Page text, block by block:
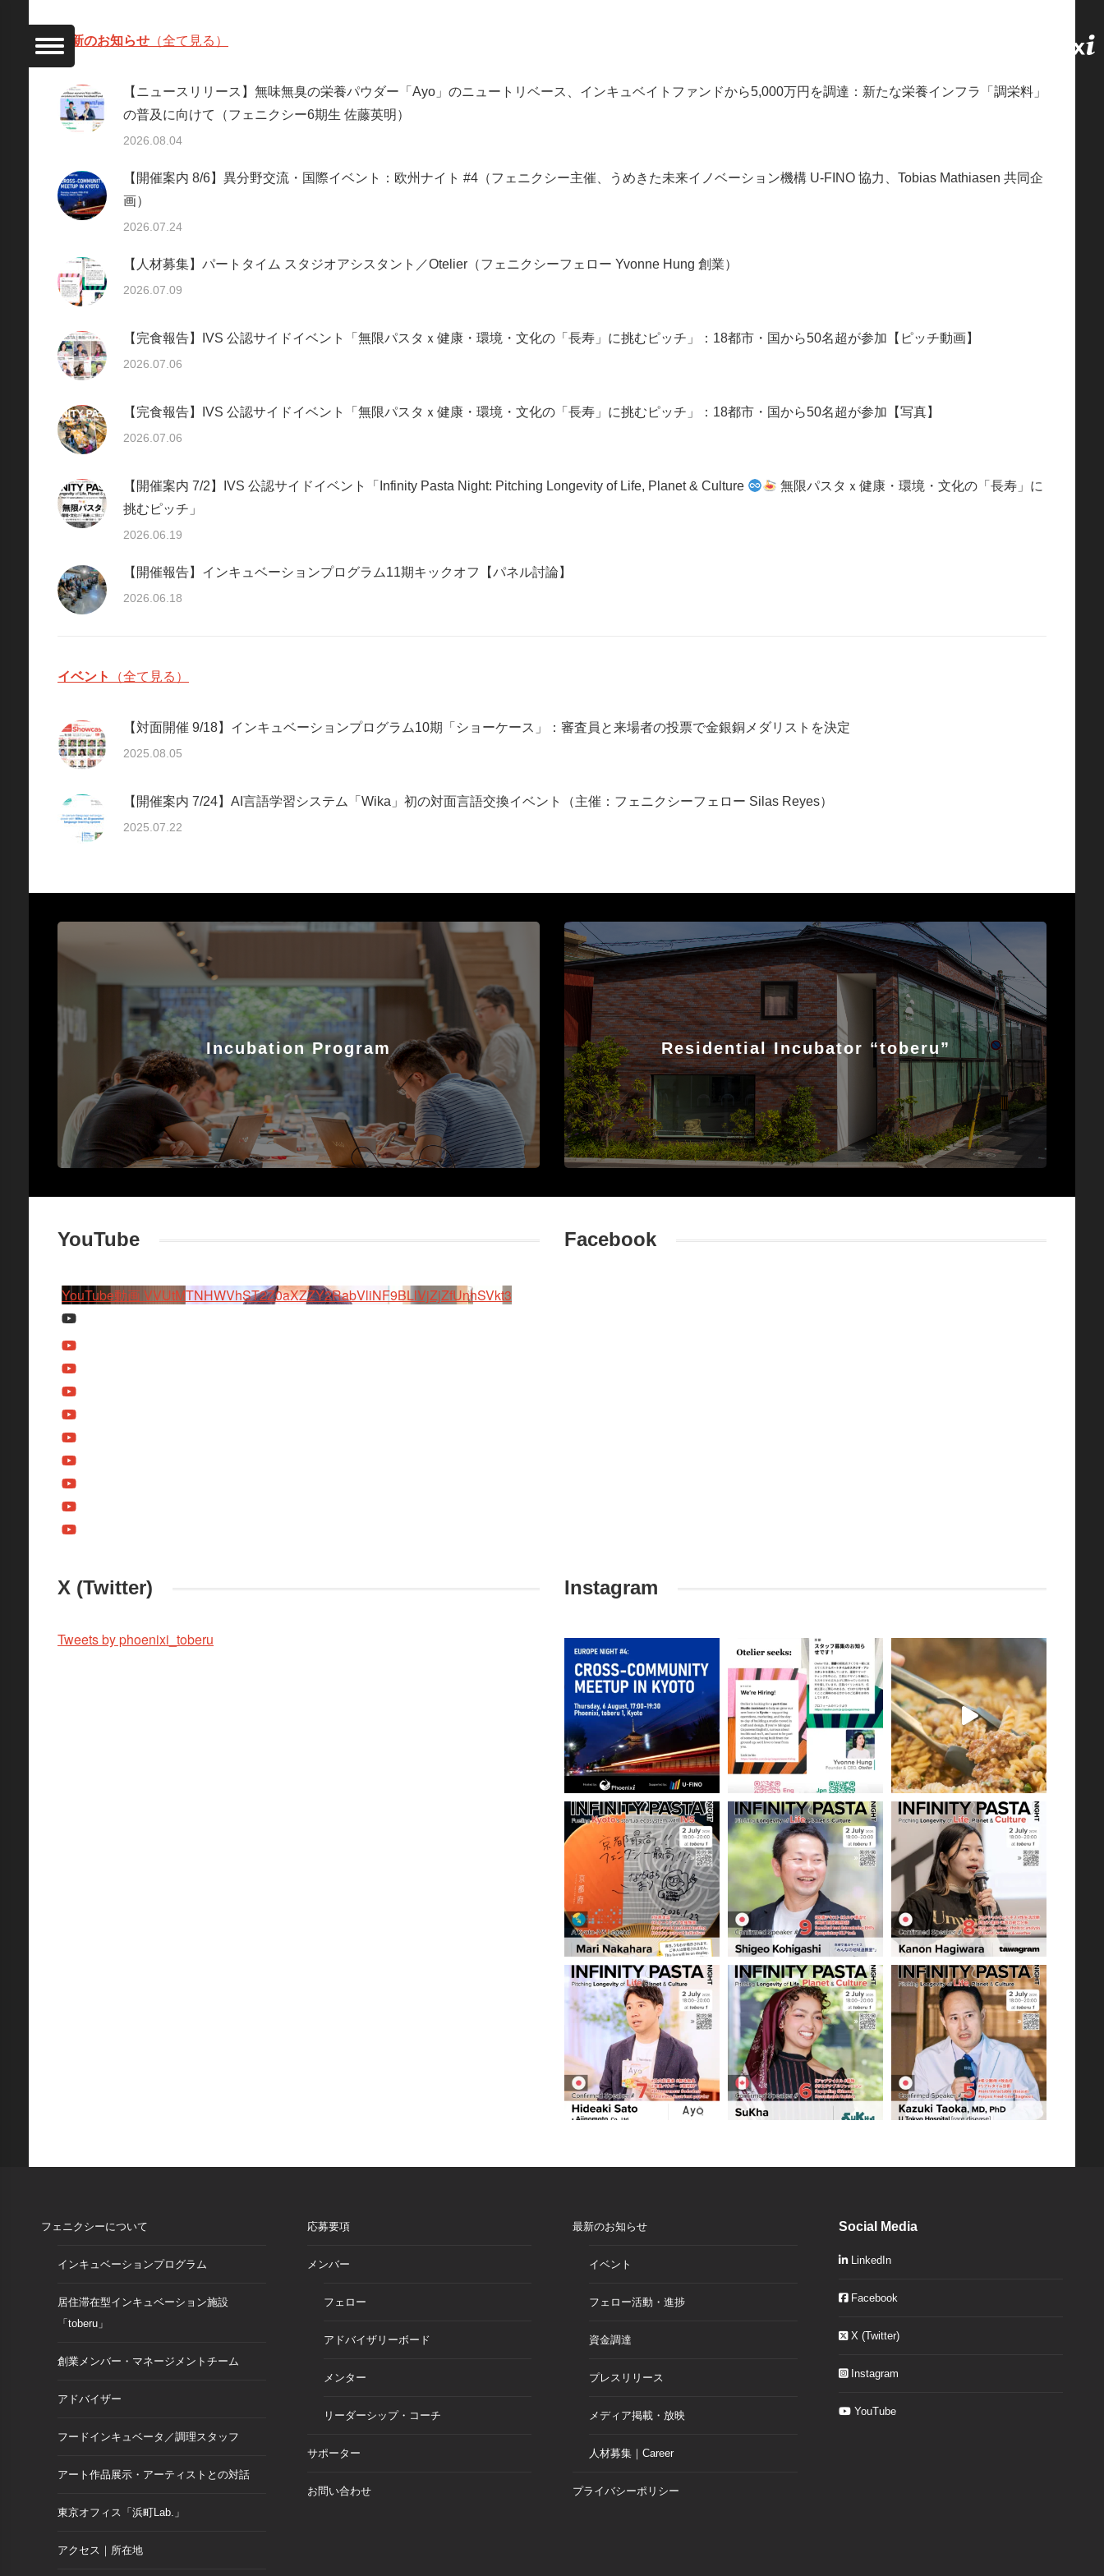
最新のお知らせ （全て見る）
【ニュースリリース】無味無臭の栄養パウダー「Ayo」のニュートリベース、インキュベイトファンドから5,000万円を調達：新たな栄養インフラ「調栄料」
の普及に向けて（フェニクシー6期生 佐藤英明）
2026.08.04
【開催案内 8/6】異分野交流・国際イベント：欧州ナイト #4（フェニクシー主催、うめきた未来イノベーション機構 U-FINO 協力、Tobias Mathiasen 共同企
画）
2026.07.24
【人材募集】パートタイム スタジオアシスタント／Otelier（フェニクシーフェロー Yvonne Hung 創業）
2026.07.09
【完食報告】IVS 公認サイドイベント「無限パスタｘ健康・環境・文化の「長寿」に挑むピッチ」：18都市・国から50名超が参加【ピッチ動画】
2026.07.06
【完食報告】IVS 公認サイドイベント「無限パスタｘ健康・環境・文化の「長寿」に挑むピッチ」：18都市・国から50名超が参加【写真】
2026.07.06
【開催案内 7/2】IVS 公認サイドイベント「Infinity Pasta Night: Pitching Longevity of Life, Planet & Culture
無限パスタｘ健康・環境・文化の「長寿」に
挑むピッチ」
2026.06.19
【開催報告】インキュベーションプログラム11期キックオフ【パネル討論】
2026.06.18
イベント （全て見る）
【対面開催 9/18】インキュベーションプログラム10期「ショーケース」：審査員と来場者の投票で金銀銅メダリストを決定
2025.08.05
【開催案内 7/24】AI言語学習システム「Wika」初の対面言語交換イベント（主催：フェニクシーフェロー Silas Reyes）
2025.07.22
Incubation Program Residential Incubator “toberu”
YouTube
YouTube動画 VVUtMTNHWVhST2Z0aXZZY2RabVliNF9BLlVjZjZfUnhSVkt3
Facebook
X (Twitter)
Tweets by phoenixi_toberu
Instagram
フェニクシーについて
インキュベーションプログラム
居住滞在型インキュベーション施設
「toberu」
創業メンバー・マネージメントチーム
アドバイザー
フードインキュベータ／調理スタッフ
アート作品展示・アーティストとの対話
東京オフィス「浜町Lab.」
アクセス｜所在地
応募要項
メンバー
フェロー
アドバイザリーボード
メンター
リーダーシップ・コーチ
サポーター
お問い合わせ
最新のお知らせ
イベント
フェロー活動・進捗
資金調達
プレスリリース
メディア掲載・放映
人材募集｜Career
プライバシーポリシー
Social Media
LinkedIn
Facebook
X (Twitter)
Instagram
YouTube